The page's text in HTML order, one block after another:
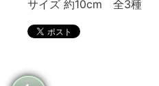
サイズ 約10cm 全3種